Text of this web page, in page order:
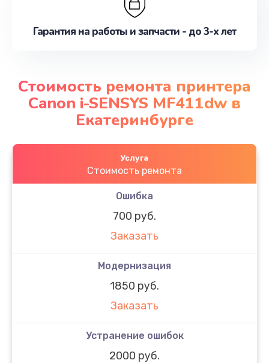
Гарантия на работы и запчасти - до 3-х лет
Стоимость ремонта принтера
Canon i-SENSYS MF411dw в
Екатеринбурге
Услуга
Стоимость ремонта
Ошибка
700 руб.
Заказать
Модернизация
1850 руб.
Заказать
Устранение ошибок
2000 руб.